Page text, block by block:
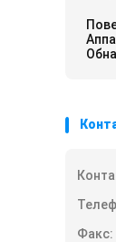
Факс: